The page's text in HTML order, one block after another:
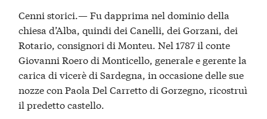
Cenni storici.— Fu dapprima nel dominio della
chiesa d’Alba, quindi dei Canelli, dei Gorzani, dei
Rotario, consignori di Monteu. Nel 1787 il conte
Giovanni Roero di Monticello, generale e gerente la
carica di vicerè di Sardegna, in occasione delle sue
nozze con Paola Del Carretto di Gorzegno, ricostruì
il predetto castello.